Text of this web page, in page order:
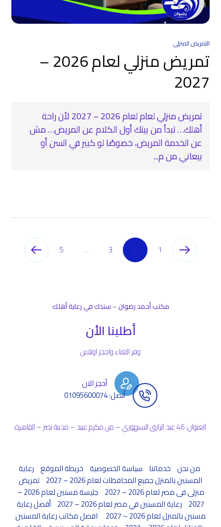
التمريض المنزلي
تمريض منزلي لعام 2026 –
2027
تمريض منزلي لعام لعام 2026 – 2027 لأن راحة
أهلك… تبدأ من بيتك أول الكلام عن المريض… مش
عن الخدمة المريض، خصوصًا لو كبير في السن أو
بيعاني من م...
1
2
3
…
5
مكتب أحمد رضوان – سندك في رعاية أهلك
أطلبنا الأن
وفر العناء واحجز اونلاين
أحجز الان
أتصل: 01095600074
العنوان: 46 عبد الرازق السنهوري – من مكرم عبيد – مدينة نصر – القاهرة
من نحن خدماتنا سياسة الخصوصية خريطة الموقع رعاية
المسنين بالمنزل جميع المحافظات لعام 2026 – 2027
تمريض
منزلى فى مصر لعام 2026 – 2027
جليسة مسنين لعام 2026 –
2027 رعاية المسنين في مصر لعام 2026 – 2027
أفضل رعاية
مسنين بالمنزل لعام 2026 – 2027
افضل مكاتب رعاية المسنين